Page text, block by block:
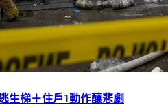
梯＋住戶1動作釀悲劇